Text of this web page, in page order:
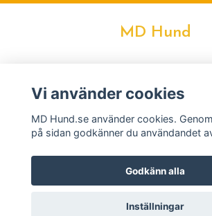
MD Hund
Vi använder cookies
MD Hund.se använder cookies.
på sidan godkänner du användandet
Godkänn alla
Inställningar